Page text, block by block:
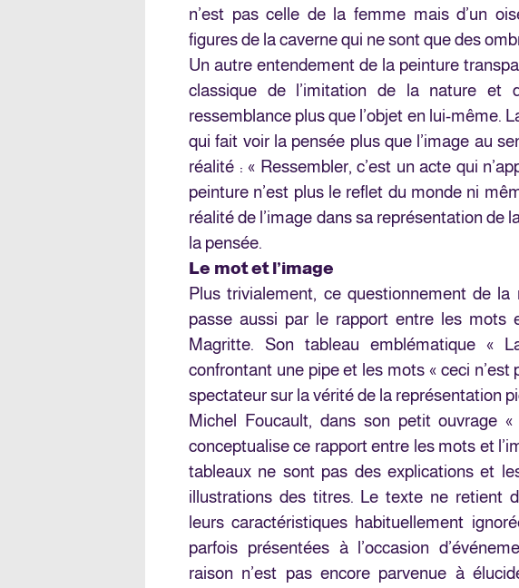
n’est pas celle de la femme mais d’un
figures de la caverne qui ne sont que des
Un autre entendement de la peinture
classique de l’imitation de la nature et
ressemblance plus que l’objet en lui-même.
qui fait voir la pensée plus que l’image au
réalité : « Ressembler, c’est un acte qui
peinture n’est plus le reflet du monde ni
réalité de l’image dans sa représentation de
la pensée.
Le mot et l’image
Plus trivialement, ce questionnement de
passe aussi par le rapport entre les mots
Magritte. Son tableau emblématique «
confrontant une pipe et les mots « ceci n’est
spectateur sur la vérité de la représentation
Michel Foucault, dans son petit ouvrage «
conceptualise ce rapport entre les mots et
tableaux ne sont pas des explications et
illustrations des titres. Le texte ne retient
leurs caractéristiques habituellement
parfois présentées à l’occasion
raison n’est pas encore parvenue à